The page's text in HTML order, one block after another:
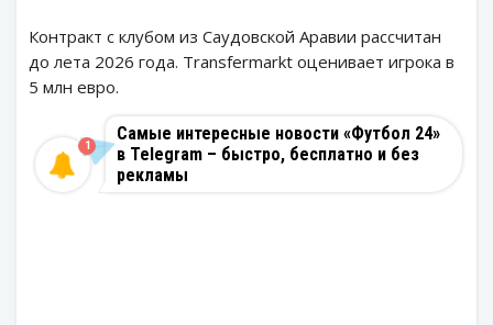
Контракт с клубом из Саудовской Аравии рассчитан
до лета 2026 года. Transfermarkt оценивает игрока в
5 млн евро.
Самые интересные новости «Футбол 24»
в Telegram – быстро, бесплатно и без
рекламы
1